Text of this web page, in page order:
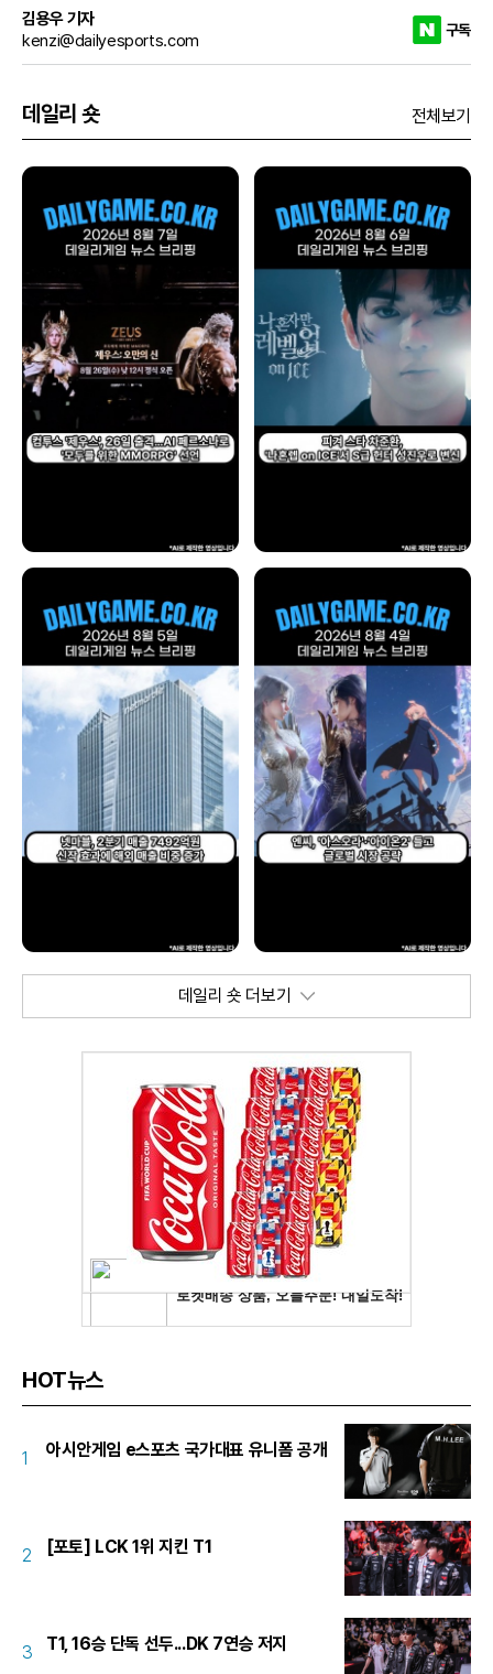
김용우 기자
kenzi@dailyesports.com
구독
데일리 숏 전체보기
데일리 숏 더보기
HOT뉴스
1 아시안게임 e스포츠 국가대표 유니폼 공개
2 [포토] LCK 1위 지킨 T1
3 T1, 16승 단독 선두...DK 7연승 저지